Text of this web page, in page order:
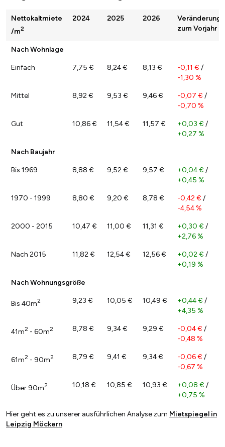
Nettokaltmiete
/m2
2024 2025 2026
Veränderung
zum Vorjahr
Nach Wohnlage
Einfach 7,75 € 8,24 € 8,13 € -0,11 € /
-1,30 %
Mittel 8,92 € 9,53 € 9,46 € -0,07 € /
-0,70 %
Gut 10,86 € 11,54 € 11,57 € +0,03 € /
+0,27 %
Nach Baujahr
Bis 1969 8,88 € 9,52 € 9,57 € +0,04 € /
+0,45 %
1970 - 1999 8,80 € 9,20 € 8,78 € -0,42 € /
-4,54 %
2000 - 2015 10,47 € 11,00 € 11,31 € +0,30 € /
+2,76 %
Nach 2015 11,82 € 12,54 € 12,56 € +0,02 € /
+0,19 %
Nach Wohnungsgröße
Bis 40m2 9,23 € 10,05 € 10,49 € +0,44 € /
+4,35 %
41m2 - 60m2 8,78 € 9,34 € 9,29 € -0,04 € /
-0,48 %
61m2 - 90m2 8,79 € 9,41 € 9,34 € -0,06 € /
-0,67 %
Über 90m2 10,18 € 10,85 € 10,93 € +0,08 € /
+0,75 %
Hier geht es zu unserer ausführlichen Analyse zum Mietspiegel in
Leipzig Möckern